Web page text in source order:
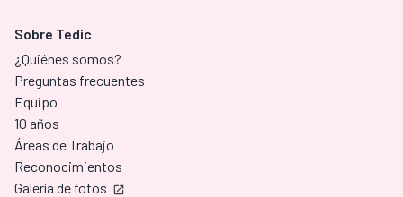
Sobre Tedic
¿Quiénes somos?
Preguntas frecuentes
Equipo
10 años
Áreas de Trabajo
Reconocimientos
Galería de fotos